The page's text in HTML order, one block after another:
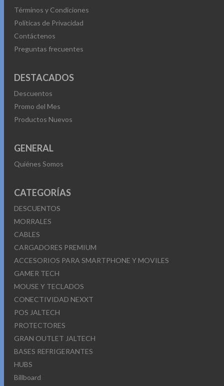
Términos y Condiciones
Políticas de Privacidad
Contáctenos
Preguntas frecuentes
DESTACADOS
Descuentos
Promo del Mes
Productos Nuevos
GENERAL
Quiénes Somos
CATEGORÍAS
DESCUENTOS
MORRALES
CABLES
CARGADORES PREMIUM
ACCESORIOS PARA SMARTPHONE Y MOVILES
GAMER TECH
MOUSE Y TECLADOS
CONECTIVIDAD NEXXT
POS JALTECH
PROTECTORES
GRAN OUTLET JALTECH
BASES REFRIGERANTES
HUBS
Billboard